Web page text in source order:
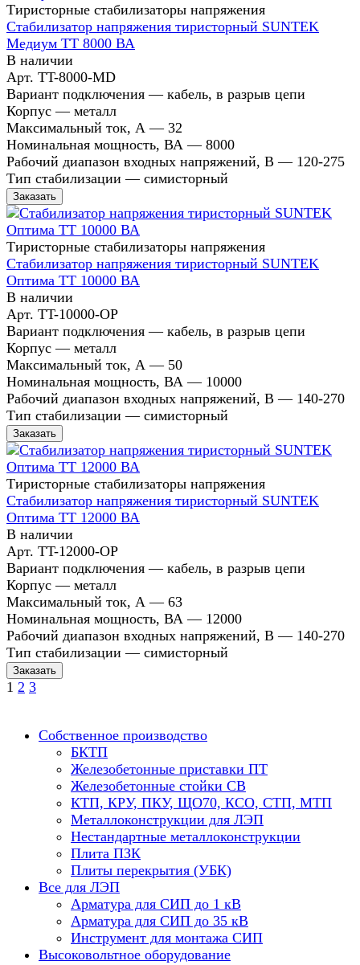
Тиристорные стабилизаторы напряжения
Стабилизатор напряжения тиристорный SUNTEK
Медиум ТТ 8000 ВА
В наличии
Арт. TT-8000-MD
Вариант подключения— кабель, в разрыв цепи
Корпус— металл
Максимальный ток, А— 32
Номинальная мощность, ВА— 8000
Рабочий диапазон входных напряжений, В— 120-275
Тип стабилизации— симисторный
Заказать
Тиристорные стабилизаторы напряжения
Стабилизатор напряжения тиристорный SUNTEK
Оптима ТТ 10000 ВА
В наличии
Арт. TT-10000-OP
Вариант подключения— кабель, в разрыв цепи
Корпус— металл
Максимальный ток, А— 50
Номинальная мощность, ВА— 10000
Рабочий диапазон входных напряжений, В— 140-270
Тип стабилизации— симисторный
Заказать
Тиристорные стабилизаторы напряжения
Стабилизатор напряжения тиристорный SUNTEK
Оптима ТТ 12000 ВА
В наличии
Арт. TT-12000-OP
Вариант подключения— кабель, в разрыв цепи
Корпус— металл
Максимальный ток, А— 63
Номинальная мощность, ВА— 12000
Рабочий диапазон входных напряжений, В— 140-270
Тип стабилизации— симисторный
Заказать
1 2 3
Собственное производство
БКТП
Железобетонные приставки ПТ
Железобетонные стойки СВ
КТП, КРУ, ПКУ, ЩО70, КСО, СТП, МТП
Металлоконструкции для ЛЭП
Нестандартные металлоконструкции
Плита ПЗК
Плиты перекрытия (УБК)
Все для ЛЭП
Арматура для СИП до 1 кВ
Арматура для СИП до 35 кВ
Инструмент для монтажа СИП
Высоковольтное оборудование